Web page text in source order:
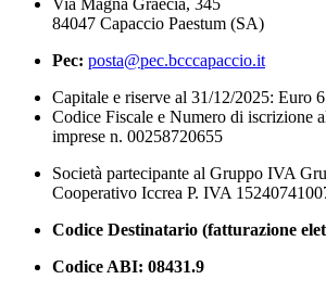
84047 Capaccio Paestum (SA)
Pec: posta@pec.bcccapaccio.it
Capitale e riserve al 31/12/2025: Euro
Codice Fiscale e Numero di iscrizione
imprese n. 00258720655
Società partecipante al Gruppo IVA
Cooperativo Iccrea P. IVA
Codice Destinatario (fatturazione
Codice ABI: 08431.9